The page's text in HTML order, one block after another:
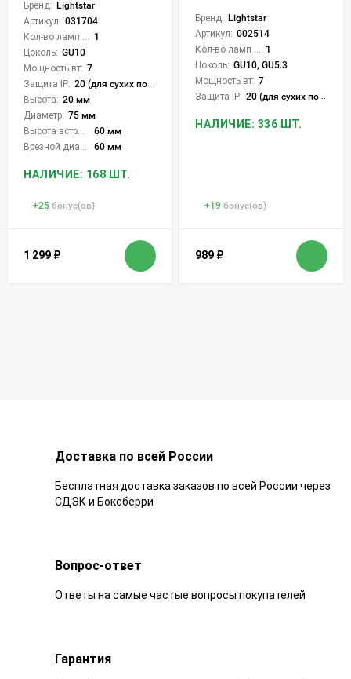
Бренд: Lightstar
Артикул: 031704
1
Цоколь: GU10
Мощность вт: 7
Защита IP: 20 (для сухих пом.)
Высота: 20 мм
Диаметр: 75 мм
60 мм
60 мм
НАЛИЧИЕ: 168 ШТ.
+25 бонус(ов)
1 299 ₽
Бренд: Lightstar
Артикул: 002514
1
Цоколь: GU10, GU5.3
Мощность вт: 7
Защита IP: 20 (для сухих пом.)
НАЛИЧИЕ: 336 ШТ.
+19 бонус(ов)
989 ₽
Доставка по всей России
Бесплатная доставка заказов по всей России через
СДЭК и Боксберри
Вопрос-ответ
Ответы на самые частые вопросы покупателей
Гарантия